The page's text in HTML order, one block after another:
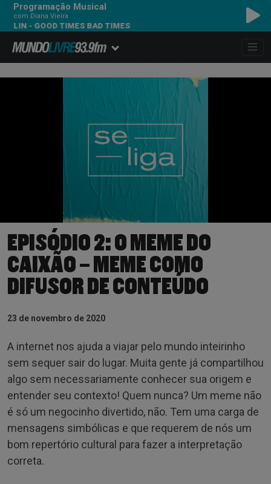
Programação Musical
com Diana Vieira
TIMES BAD TIMES
EPISÓDIO 2: O MEME DO
CAIXÃO – MEME COMO
DIFUSOR DE CONTEÚDO
23 de novembro de 2020
A internet nos ajuda a viajar pelo mundo inteirinho
sem sequer sair do lugar. Muita gente já compartilhou
algo sem necessariamente conhecer sua origem e
entender seu contexto! Quem nunca? Um meme não
é só um negocinho divertido, não. Tem uma carga de
mensagens simbólicas e que requerem de nós um
bom repertório cultural para fazer a interpretação
correta.